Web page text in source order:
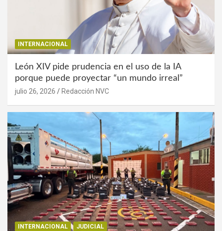
INTERNACIONAL
León XIV pide prudencia en el uso de la IA
porque puede proyectar “un mundo irreal”
julio 26, 2026 Redacción NVC
INTERNACIONAL JUDICIAL